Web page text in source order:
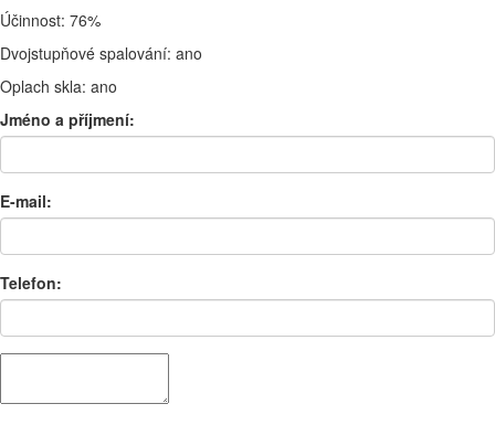
Účinnost: 76%
Dvojstupňové spalování: ano
Oplach skla: ano
Jméno a příjmení:
E-mail:
Telefon: